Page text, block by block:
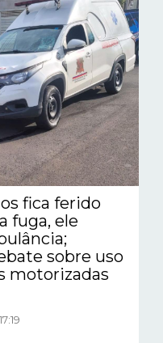
fica ferido
fuga, ele
sobre uso
motorizadas